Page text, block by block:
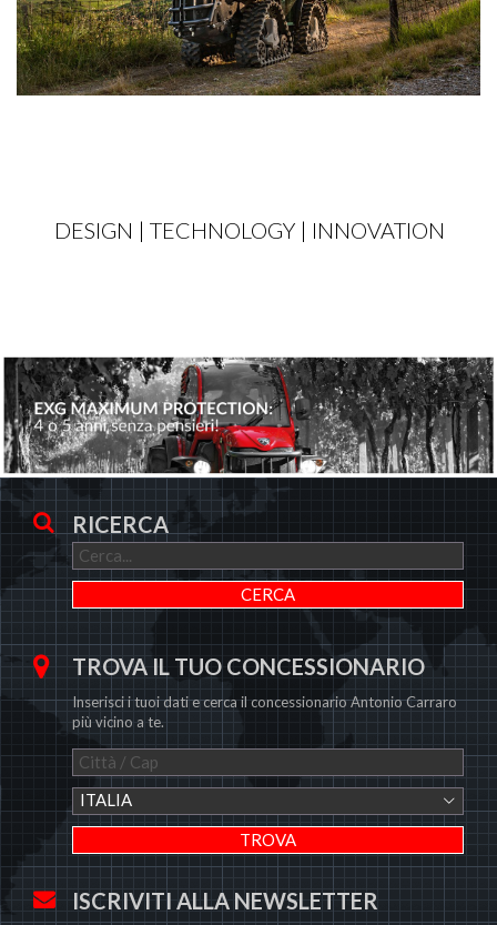
DESIGN | TECHNOLOGY | INNOVATION
RICERCA
TROVA IL TUO CONCESSIONARIO
Inserisci i tuoi dati e cerca il concessionario Antonio Carraro
più vicino a te.
ITALIA
ISCRIVITI ALLA NEWSLETTER